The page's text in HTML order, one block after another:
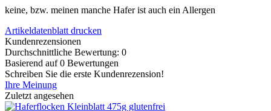
keine, bzw. meinen manche Hafer ist auch ein Allergen
Artikeldatenblatt drucken
Kundenrezensionen
Durchschnittliche Bewertung: 0
Basierend auf 0 Bewertungen
Schreiben Sie die erste Kundenrezension!
Ihre Meinung
Zuletzt angesehen